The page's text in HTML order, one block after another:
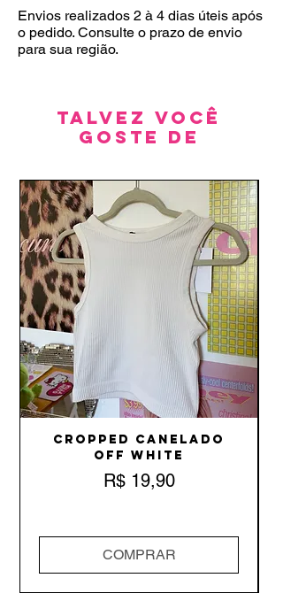
Envios realizados 2 à 4 dias úteis após
o pedido. Consulte o prazo de envio
para sua região.
Talvez você
goste de
Cropped Canelado
Off White
Preço
R$ 19,90
COMPRAR